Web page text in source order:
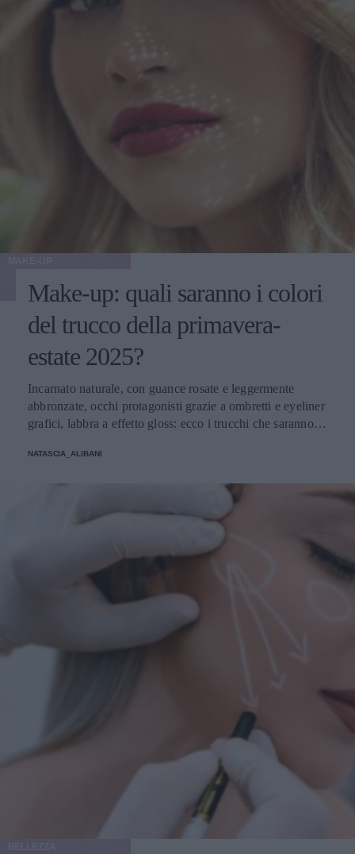
Make-up: quali saranno i colori
del trucco della primavera-
estate 2025?
Incarnato naturale, con guance rosate e leggermente
abbronzate, occhi protagonisti grazie a ombretti e eyeliner
grafici, labbra a effetto gloss: ecco i trucchi che saranno
NATASCIA_ALIBANI